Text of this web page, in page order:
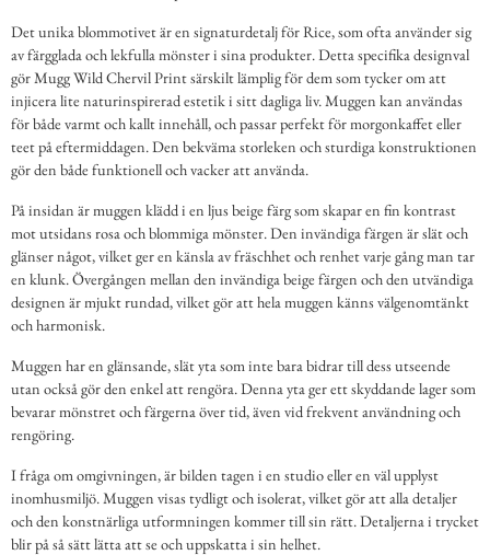
Det unika blommotivet är en signaturdetalj för Rice, som ofta använder sig
av färgglada och lekfulla mönster i sina produkter. Detta specifika designval
gör Mugg Wild Chervil Print särskilt lämplig för dem som tycker om att
injicera lite naturinspirerad estetik i sitt dagliga liv. Muggen kan användas
för både varmt och kallt innehåll, och passar perfekt för morgonkaffet eller
teet på eftermiddagen. Den bekväma storleken och sturdiga konstruktionen
gör den både funktionell och vacker att använda.
På insidan är muggen klädd i en ljus beige färg som skapar en fin kontrast
mot utsidans rosa och blommiga mönster. Den invändiga färgen är slät och
glänser något, vilket ger en känsla av fräschhet och renhet varje gång man tar
en klunk. Övergången mellan den invändiga beige färgen och den utvändiga
designen är mjukt rundad, vilket gör att hela muggen känns välgenomtänkt
och harmonisk.
Muggen har en glänsande, slät yta som inte bara bidrar till dess utseende
utan också gör den enkel att rengöra. Denna yta ger ett skyddande lager som
bevarar mönstret och färgerna över tid, även vid frekvent användning och
rengöring.
I fråga om omgivningen, är bilden tagen i en studio eller en väl upplyst
inomhusmiljö. Muggen visas tydligt och isolerat, vilket gör att alla detaljer
och den konstnärliga utformningen kommer till sin rätt. Detaljerna i trycket
blir på så sätt lätta att se och uppskatta i sin helhet.